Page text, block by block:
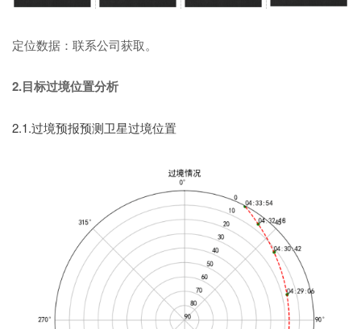
定位数据：联系公司获取。
2.目标过境位置分析
2.1.过境预报预测卫星过境位置